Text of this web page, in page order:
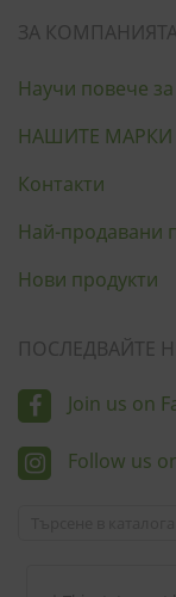
ЗА
Научи повече
НАШИТЕ МАРКИ
Контакти
Най-продавани
Нови продукти
ПОСЛЕДВАЙТЕ
Join us on
Follow us